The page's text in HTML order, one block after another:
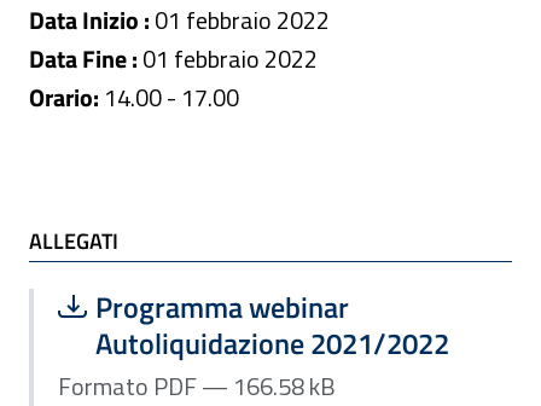
Data Inizio :01 febbraio 2022
Data Fine :01 febbraio 2022
Orario: 14.00 - 17.00
ALLEGATI e TI POTREBBE INTERESSARE
ALLEGATI
Scarica file:
Programma webinar
Autoliquidazione 2021/2022
Formato PDF — Dimensione 166.58 kB
Formato PDF — 166.58 kB